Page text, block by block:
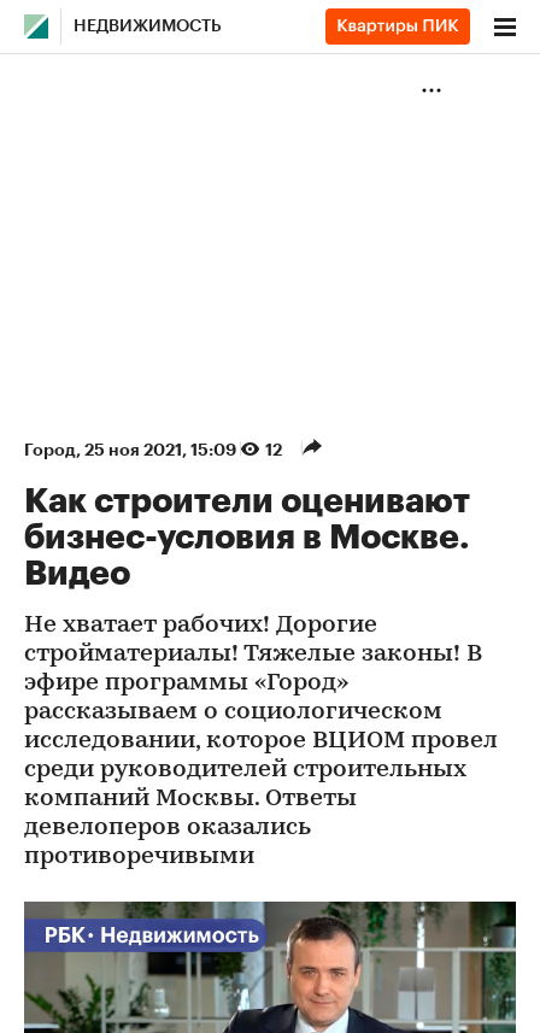
НЕДВИЖИМОСТЬ
Город⁠, 25 ноя 2021, 15:09 12
Как строители оценивают
бизнес-условия в Москве.
Видео
Не хватает рабочих! Дорогие
стройматериалы! Тяжелые законы! В
эфире программы «Город»
рассказываем о социологическом
исследовании, которое ВЦИОМ провел
среди руководителей строительных
компаний Москвы. Ответы
девелоперов оказались
противоречивыми